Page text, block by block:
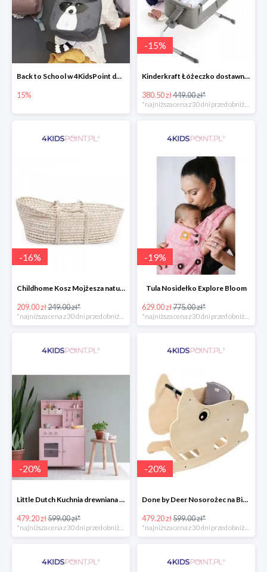
Back to School w 4KidsPoint do -15%
15%
-15%
Kinderkraft Łóżeczko dostawne aluminiowe Uno 2w1
380.50 zł449.00 zł*
*najniższa cena z 30 dni przed obniżką
-16%
Childhome Kosz Mojżesza natural
209.00 zł249.00 zł*
-19%
Tula Nosidełko Explore Bloom
629.00 zł775.00 zł*
-20%
Little Dutch Kuchnia drewniana -20%
479.20 zł599.00 zł*
*najniższa cena z 30 dni przed obniżką
-20%
Done by Deer Nosorożec na Biegunach -20%
479.20 zł599.00 zł*
*najniższa cena z 30 dni przed obniżką